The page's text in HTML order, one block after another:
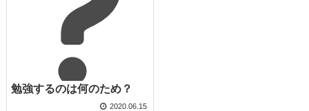
勉強するのは何のため？
2020.06.15